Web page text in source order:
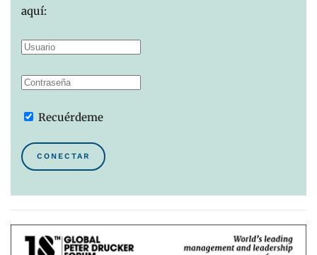
aquí:
Recuérdeme
CONECTAR